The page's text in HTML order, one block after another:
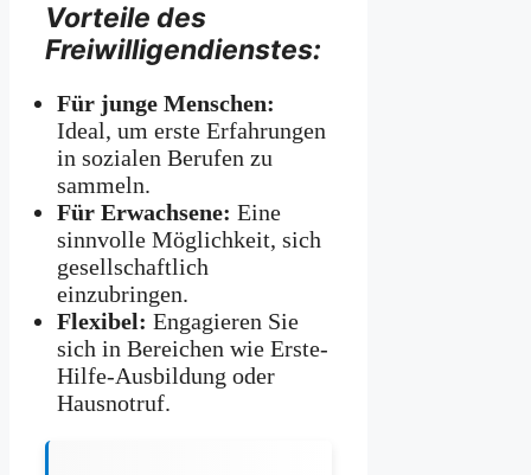
Vorteile des
Freiwilligendienstes:
Für junge Menschen:
Ideal, um erste Erfahrungen
in sozialen Berufen zu
sammeln.
Für Erwachsene: Eine
sinnvolle Möglichkeit, sich
gesellschaftlich
einzubringen.
Flexibel: Engagieren Sie
sich in Bereichen wie Erste-
Hilfe-Ausbildung oder
Hausnotruf.